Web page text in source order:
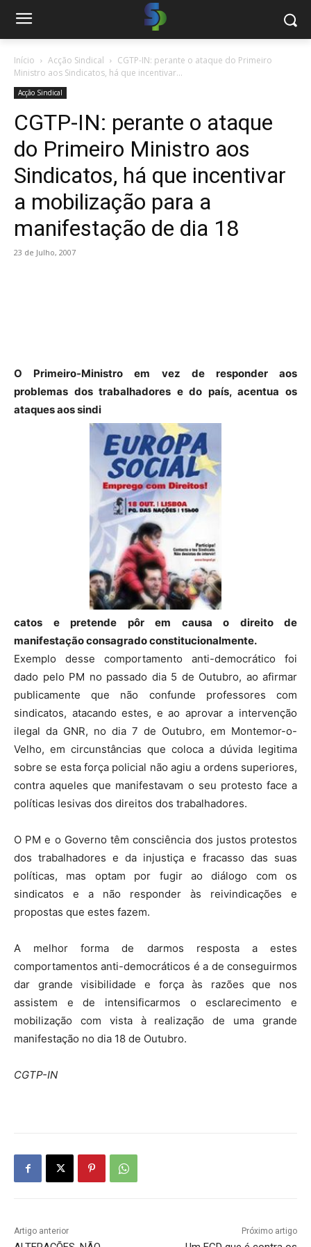
Início Acção Sindical
CGTP-IN: perante o ataque do Primeiro
Ministro aos Sindicatos, há que incentivar...
Acção Sindical
CGTP-IN: perante o ataque
do Primeiro Ministro aos
Sindicatos, há que incentivar
a mobilização para a
manifestação de dia 18
23 de Julho, 2007
O Primeiro-Ministro em vez de responder aos
problemas dos trabalhadores e do país, acentua os
ataques aos sindi
catos e pretende pôr em causa o direito de
manifestação consagrado constitucionalmente.
Exemplo desse comportamento anti-democrático foi
dado pelo PM no passado dia 5 de Outubro, ao afirmar
publicamente que não confunde professores com
sindicatos, atacando estes, e ao aprovar a intervenção
ilegal da GNR, no dia 7 de Outubro, em Montemor-o-
Velho, em circunstâncias que coloca a dúvida legitima
sobre se esta força policial não agiu a ordens superiores,
contra aqueles que manifestavam o seu protesto face a
políticas lesivas dos direitos dos trabalhadores.
O PM e o Governo têm consciência dos justos protestos
dos trabalhadores e da injustiça e fracasso das suas
políticas, mas optam por fugir ao diálogo com os
sindicatos e a não responder às reivindicações e
propostas que estes fazem.
A melhor forma de darmos resposta a estes
comportamentos anti-democráticos é a de conseguirmos
dar grande visibilidade e força às razões que nos
assistem e de intensificarmos o esclarecimento e
mobilização com vista à realização de uma grande
manifestação no dia 18 de Outubro.
CGTP-IN
Artigo anterior Próximo artigo